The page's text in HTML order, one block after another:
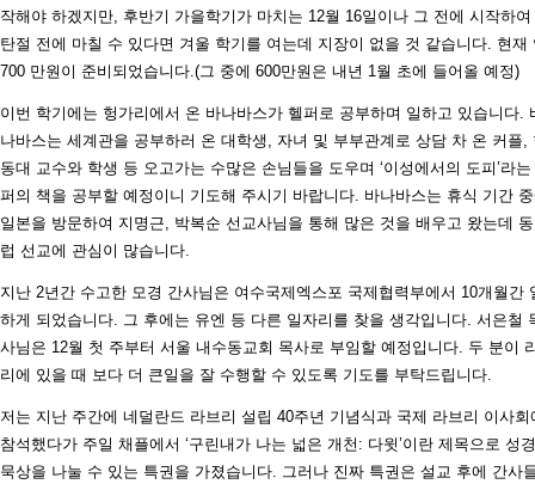
작해야 하겠지만, 후반기 가을학기가 마치는 12월 16일이나 그 전에 시작하여
탄절 전에 마칠 수 있다면 겨울 학기를 여는데 지장이 없을 것 같습니다. 현재
700 만원이 준비되었습니다.(그 중에 600만원은 내년 1월 초에 들어올 예정)
이번 학기에는 헝가리에서 온 바나바스가 헬퍼로 공부하며 일하고 있습니다.
나바스는 세계관을 공부하러 온 대학생, 자녀 및 부부관계로 상담 차 온 커플,
동대 교수와 학생 등 오고가는 수많은 손님들을 도우며 ‘이성에서의 도피’라는
퍼의 책을 공부할 예정이니 기도해 주시기 바랍니다. 바나바스는 휴식 기간
일본을 방문하여 지명근, 박복순 선교사님을 통해 많은 것을 배우고 왔는데
럽 선교에 관심이 많습니다.
지난 2년간 수고한 모경 간사님은 여수국제엑스포 국제협력부에서 10개월간
하게 되었습니다. 그 후에는 유엔 등 다른 일자리를 찾을 생각입니다. 서은철
사님은 12월 첫 주부터 서울 내수동교회 목사로 부임할 예정입니다. 두 분이
리에 있을 때 보다 더 큰일을 잘 수행할 수 있도록 기도를 부탁드립니다.
저는 지난 주간에 네덜란드 라브리 설립 40주년 기념식과 국제 라브리 이사회
참석했다가 주일 채플에서 ‘구린내가 나는 넓은 개천: 다윗’이란 제목으로 성경
묵상을 나눌 수 있는 특권을 가졌습니다. 그러나 진짜 특권은 설교 후에 간사